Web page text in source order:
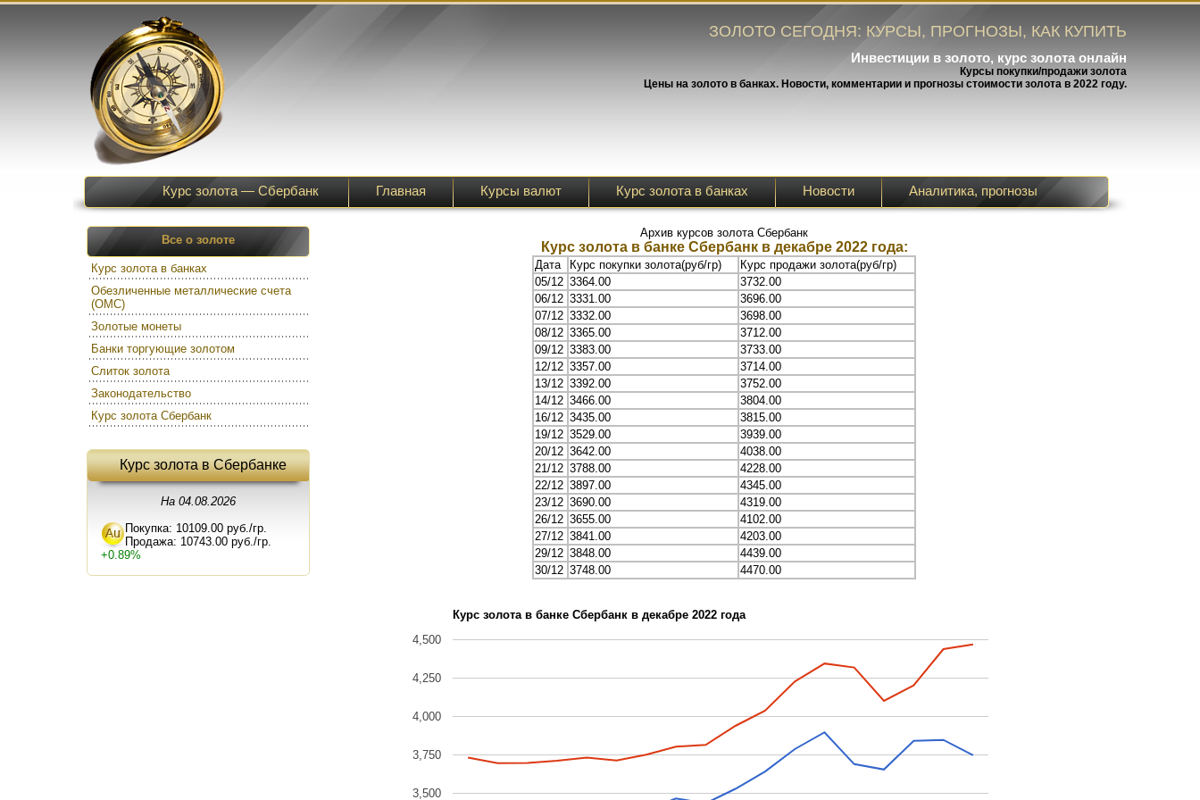
ЗОЛОТО СЕГОДНЯ: КУРСЫ, ПРОГНОЗЫ, КАК КУПИТЬ
Инвестиции в золото, курс золота онлайн
Курсы покупки/продажи золота
Цены на золото в банках. Новости, комментарии и прогнозы стоимости золота в 2022 году.
Курс золота — Сбербанк Главная Курсы валют Курс золота в банках Новости Аналитика, прогнозы
Архив курсов золота Сбербанк
Курс золота в банке Сбербанк в декабре 2022 года:
Дата Курс покупки золота(руб/гр)
Курс продажи золота(руб/гр)
05/12 3364.00
3732.00
06/12 3331.00
3696.00
07/12 3332.00
3698.00
08/12 3365.00
3712.00
09/12 3383.00
3733.00
12/12 3357.00
3714.00
13/12 3392.00
3752.00
14/12 3466.00
3804.00
16/12 3435.00
3815.00
19/12 3529.00
3939.00
20/12 3642.00
4038.00
21/12 3788.00
4228.00
22/12 3897.00
4345.00
23/12 3690.00
4319.00
26/12 3655.00
4102.00
27/12 3841.00
4203.00
29/12 3848.00
4439.00
30/12 3748.00 4470.00
Курс золота в банке Сбербанк в декабре 2022 года
3,500
3,750
4,000
4,250
4,500
Все о золоте
Курс золота в банках
Обезличенные металлические счета
(ОМС)
Золотые монеты
Банки торгующие золотом
Слиток золота
Законодательство
Курс золота Сбербанк
Курс золота в Сбербанке
На 04.08.2026
Покупка: 10109.00 руб./гр.
Продажа: 10743.00 руб./гр.
+0.89%